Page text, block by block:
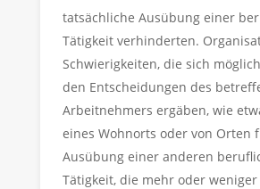
tatsächliche Ausübung einer
Tätigkeit verhinderten.
Schwierigkeiten, die sich
den Entscheidungen des
Arbeitnehmers ergäben, wie
eines Wohnorts oder von Orten
Ausübung einer anderen
Tätigkeit, die mehr oder